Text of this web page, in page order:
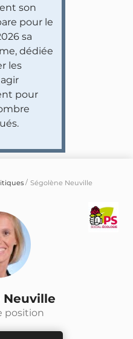
son
pour le
sa
dédiée
les
pour
Ségolène Neuville
Neuville
position